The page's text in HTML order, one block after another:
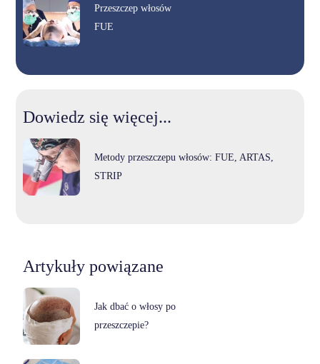
Przeszczep włosów
FUE
Dowiedz się więcej...
Metody przeszczepu włosów: FUE, ARTAS,
STRIP
Artykuły powiązane
Jak dbać o włosy po
przeszczepie?